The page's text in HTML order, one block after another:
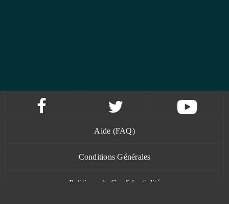
Aide (FAQ)
Conditions Générales
Politique de Confidentialité